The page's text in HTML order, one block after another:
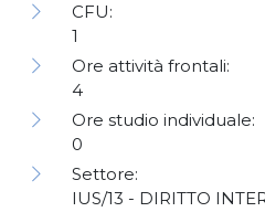
CFU:
1
Ore attività frontali:
4
Ore studio individuale:
0
Settore:
IUS/13 - DIRITTO